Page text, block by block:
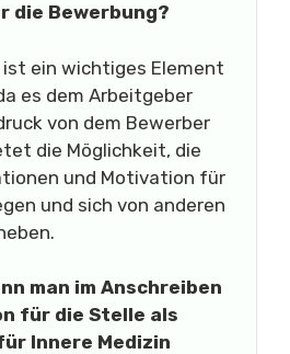
die Bewerbung?
ist ein wichtiges Element
es dem Arbeitgeber
von dem Bewerber
die Möglichkeit, die
und Motivation für
und sich von anderen
man im Anschreiben
für die Stelle als
Innere Medizin